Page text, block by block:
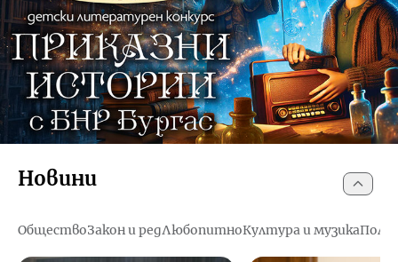
Новини
ОбществоЗакон и редЛюбопитноКултура и музика